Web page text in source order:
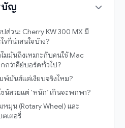
(34)
(4)
บัญ
ด่วน: Cherry KW 300 MX มี
รที่น่าสนใจบ้าง?
ไมมันถึงเหมาะกับคนใช้ Mac
กกว่าคีย์บอร์ดทั่วไป?
พ์มันส์แต่เงียบจริงไหม?
น์สวยแต่ ‘หนัก’ เกินจะพกพา?
หมุน (Rotary Wheel) และ
เตอรี่